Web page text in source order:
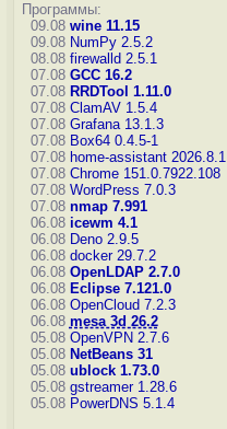
Программы:
09.08 wine 11.15
09.08 NumPy 2.5.2
08.08 firewalld 2.5.1
07.08 GCC 16.2
07.08 RRDTool 1.11.0
07.08 ClamAV 1.5.4
07.08 Grafana 13.1.3
07.08 Box64 0.4.5-1
07.08 home-assistant 2026.8.1
07.08 Chrome 151.0.7922.108
07.08 WordPress 7.0.3
07.08 nmap 7.991
06.08 icewm 4.1
06.08 Deno 2.9.5
06.08 docker 29.7.2
06.08 OpenLDAP 2.7.0
06.08 Eclipse 7.121.0
06.08 OpenCloud 7.2.3
06.08 mesa 3d 26.2
05.08 OpenVPN 2.7.6
05.08 NetBeans 31
05.08 ublock 1.73.0
05.08 gstreamer 1.28.6
05.08 PowerDNS 5.1.4